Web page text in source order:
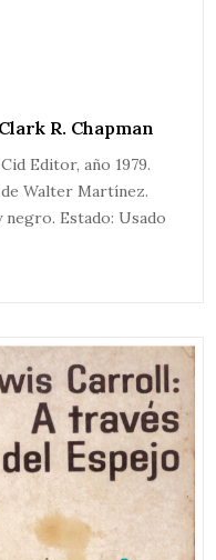
R. Chapman
Editor, año 1979.
de Walter Martínez.
Estado: Usado